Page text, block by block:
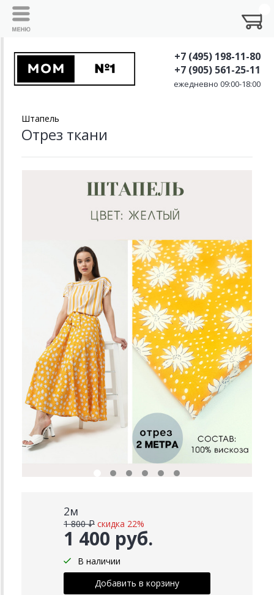
+7 (495) 198-11-80
+7 (905) 561-25-11
ежедневно 09:00-18:00
Штапель
Отрез ткани
2м
1 400 руб.
1 800 ₽ скидка 22%
В наличии